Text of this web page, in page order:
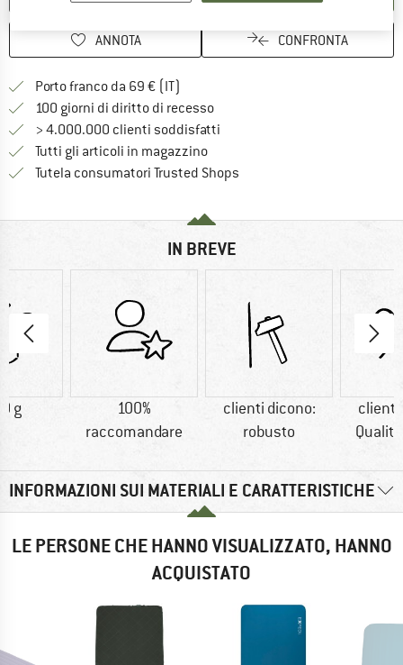
ANNOTA CONFRONTA
Porto franco da 69 € (IT)
100 giorni di diritto di recessoVai alla politica di recesso qui
> 4.000.000 clienti soddisfatti
Tutti gli articoli in magazzino
Tutela consumatori Trusted Shops
IN BREVE
g
100%
raccomandare
clienti dicono:
robusto
clienti
INFORMAZIONI SUI MATERIALI E CARATTERISTICHE
LE PERSONE CHE HANNO VISUALIZZATO, HANNO
ACQUISTATO